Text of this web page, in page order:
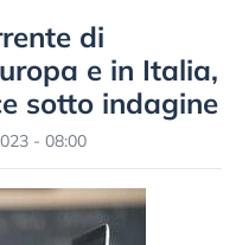
di
e in Italia,
sotto indagine
- 08:00